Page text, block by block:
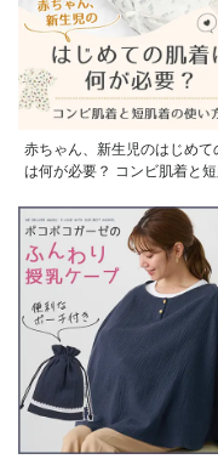
赤ちゃん、新生児のはじめて
は何が必要？ コンビ肌着と